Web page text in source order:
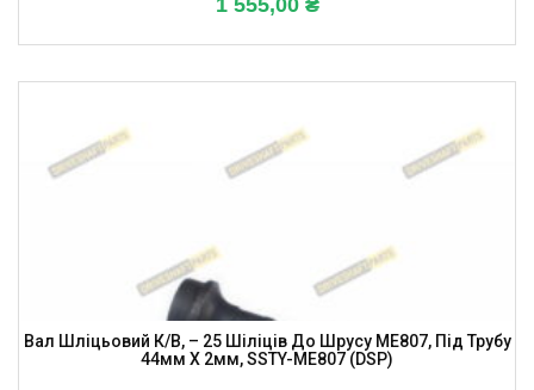
1 555,00 ₴
Вал Шліцьовий К/в, – 25 Шіліців До Шрусу ME807, Під Трубу
44мм X 2мм, SSTY-ME807 (DSP)